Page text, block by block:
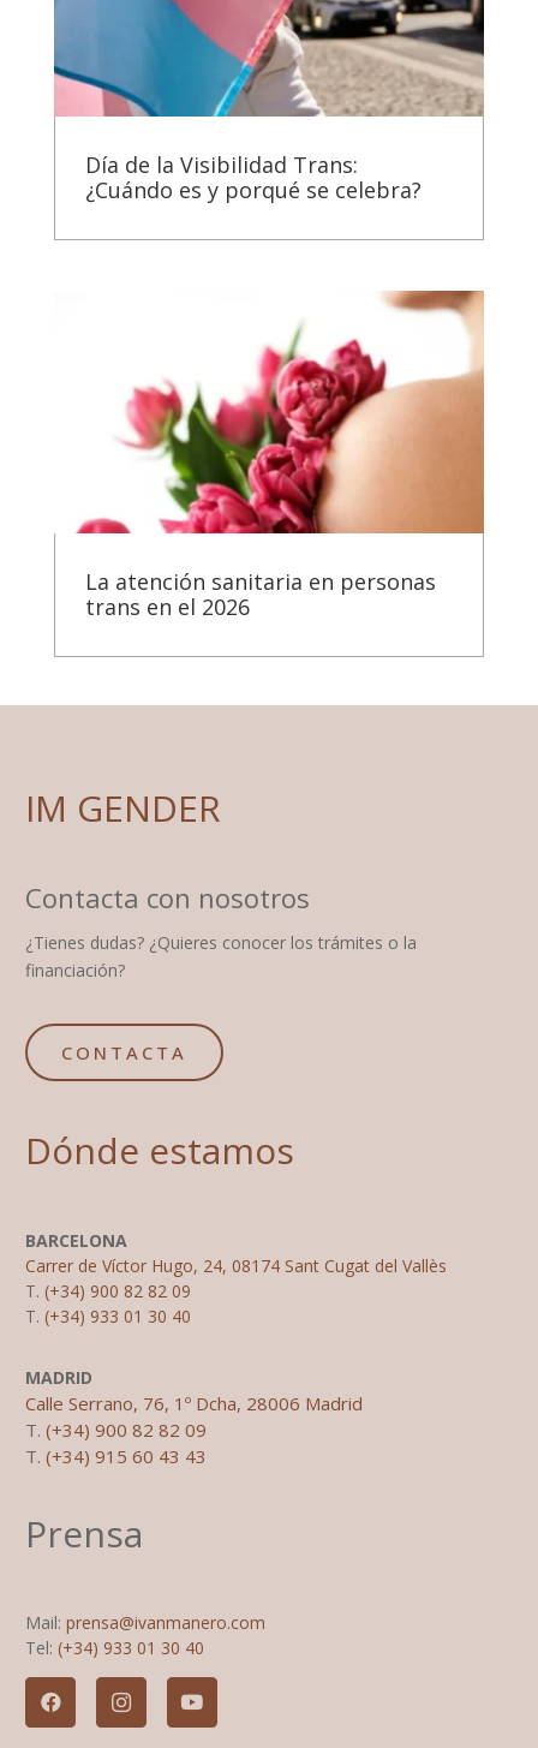
Día de la Visibilidad Trans:
¿Cuándo es y porqué se celebra?
La atención sanitaria en personas
trans en el 2026
IM GENDER
Contacta con nosotros
¿Tienes dudas? ¿Quieres conocer los trámites o la
financiación?
CONTACTA
Dónde estamos
BARCELONA
Carrer de Víctor Hugo, 24, 08174 Sant Cugat del Vallès
T. (+34) 900 82 82 09
T. (+34) 933 01 30 40
MADRID
Calle Serrano, 76, 1º Dcha, 28006 Madrid
T. (+34) 900 82 82 09
T. (+34) 915 60 43 43
Prensa
Mail: prensa@ivanmanero.com
Tel: (+34) 933 01 30 40